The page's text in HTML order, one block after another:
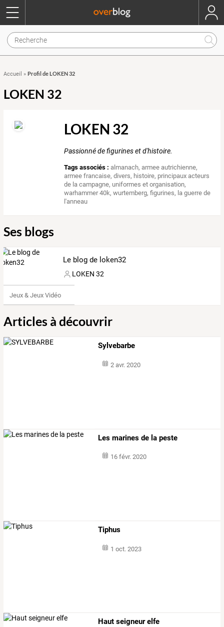
Accueil » Profil de LOKEN 32
LOKEN 32
LOKEN 32
Passionné de figurines et d'histoire.
Tags associés : almanach,armee autrichienne,
armee francaise,divers, histoire, principaux acteurs
de la campagne, uniformes et organisation,
warhammer 40k,wurtemberg,figurines, la guerre de
l'anneau
Ses blogs
Le blog de loken32
LOKEN 32
Jeux & Jeux Vidéo
Articles à découvrir
Sylvebarbe
2 avr. 2020
Les marines de la peste
16 févr. 2020
Tiphus
1 oct. 2023
Haut seigneur elfe